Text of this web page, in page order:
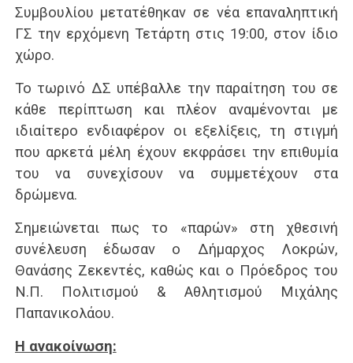
Συμβουλίου μετατέθηκαν σε νέα επαναληπτική
ΓΣ την ερχόμενη Τετάρτη στις 19:00, στον ίδιο
χώρο.
Το τωρινό ΔΣ υπέβαλλε την παραίτηση του σε
κάθε περίπτωση και πλέον αναμένονται με
ιδιαίτερο ενδιαφέρον οι εξελίξεις, τη στιγμή
που αρκετά μέλη έχουν εκφράσει την επιθυμία
του να συνεχίσουν να συμμετέχουν στα
δρώμενα.
Σημειώνεται πως το «παρών» στη χθεσινή
συνέλευση έδωσαν ο Δήμαρχος Λοκρών,
Θανάσης Ζεκεντές, καθώς και ο Πρόεδρος του
Ν.Π. Πολιτισμού & Αθλητισμού Μιχάλης
Παπανικολάου.
Η ανακοίνωση: